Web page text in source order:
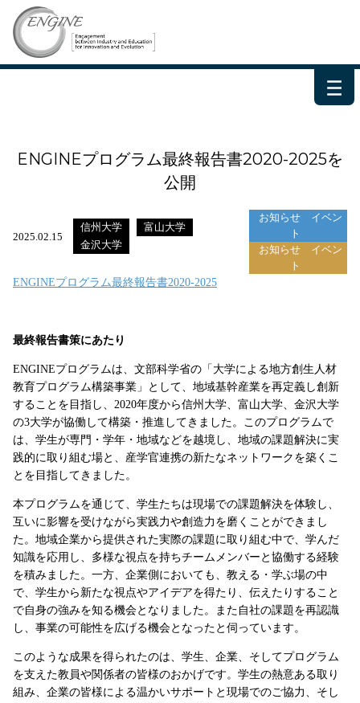
－
－
－
ENGINEプログラム最終報告書2020-2025を
公開
2025.02.15
信州大学
富山大学
金沢大学
お知らせ
イベン
ト
お知らせ
イベン
ト
ENGINEプログラム最終報告書2020-2025
最終報告書策にあたり
ENGINEプログラムは、文部科学省の「大学による地方創生人材
教育プログラム構築事業」として、地域基幹産業を再定義し創新
することを目指し、2020年度から信州大学、富山大学、金沢大学
の3大学が協働して構築・推進してきました。このプログラムで
は、学生が専門・学年・地域などを越境し、地域の課題解決に実
践的に取り組む場と、産学官連携の新たなネットワークを築くこ
とを目指してきました。
本プログラムを通じて、学生たちは現場での課題解決を体験し、
互いに影響を受けながら実践力や創造力を磨くことができまし
た。地域企業から提供された実際の課題に取り組む中で、学んだ
知識を応用し、多様な視点を持ちチームメンバーと協働する経験
を積みました。一方、企業側においても、教える・学ぶ場の中
で、学生から新たな視点やアイデアを得たり、伝えたりすること
で自身の強みを知る機会となりました。また自社の課題を再認識
し、事業の可能性を広げる機会となったと伺っています。
このような成果を得られたのは、学生、企業、そしてプログラム
を支えた教員や関係者の皆様のおかげです。学生の熱意ある取り
組み、企業の皆様による温かいサポートと現場でのご協力、そし